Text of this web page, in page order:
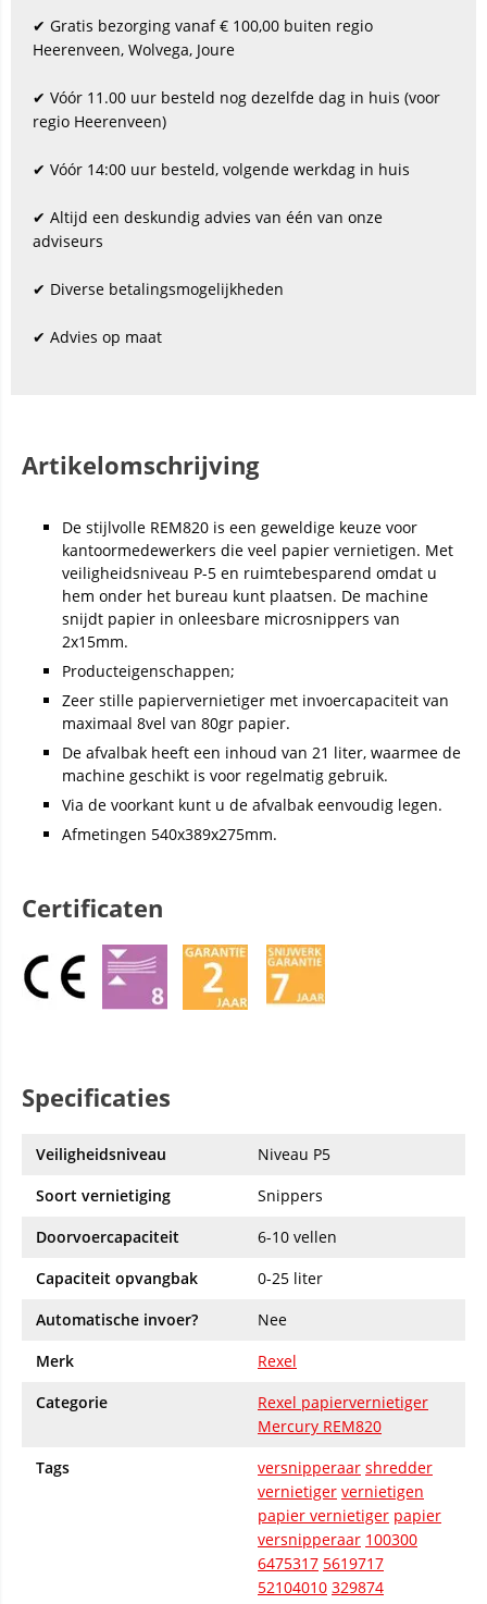
✔ Gratis bezorging vanaf € 100,00 buiten regio
Heerenveen, Wolvega, Joure
✔ Vóór 11.00 uur besteld nog dezelfde dag in huis (voor
regio Heerenveen)
✔ Vóór 14:00 uur besteld, volgende werkdag in huis
✔ Altijd een deskundig advies van één van onze
adviseurs
✔ Diverse betalingsmogelijkheden
✔ Advies op maat
Artikelomschrijving
De stijlvolle REM820 is een geweldige keuze voor
kantoormedewerkers die veel papier vernietigen. Met
veiligheidsniveau P-5 en ruimtebesparend omdat u
hem onder het bureau kunt plaatsen. De machine
snijdt papier in onleesbare microsnippers van
2x15mm.
Producteigenschappen;
Zeer stille papiervernietiger met invoercapaciteit van
maximaal 8vel van 80gr papier.
De afvalbak heeft een inhoud van 21 liter, waarmee de
machine geschikt is voor regelmatig gebruik.
Via de voorkant kunt u de afvalbak eenvoudig legen.
Afmetingen 540x389x275mm.
Certificaten
Specificaties
Veiligheidsniveau
Niveau P5
Soort vernietiging
Snippers
Doorvoercapaciteit
6-10 vellen
Capaciteit opvangbak
0-25 liter
Automatische invoer?
Nee
Merk
Rexel
Categorie
Rexel papiervernietiger
Mercury REM820
Tags
versnipperaar shredder
vernietiger vernietigen
papier vernietiger papier
versnipperaar 100300
6475317 5619717
52104010 329874